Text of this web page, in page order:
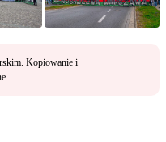
Kopiowanie i